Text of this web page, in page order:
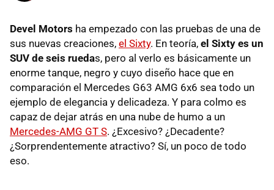
Devel Motors ha empezado con las pruebas de una de
sus nuevas creaciones, el Sixty. En teoría, el Sixty es un
SUV de seis ruedas, pero al verlo es básicamente un
enorme tanque, negro y cuyo diseño hace que en
comparación el Mercedes G63 AMG 6x6 sea todo un
ejemplo de elegancia y delicadeza. Y para colmo es
capaz de dejar atrás en una nube de humo a un
Mercedes-AMG GT S. ¿Excesivo? ¿Decadente?
¿Sorprendentemente atractivo? Sí, un poco de todo
eso.